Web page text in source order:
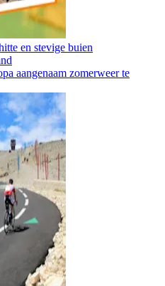
en stevige buien
aangenaam zomerweer te